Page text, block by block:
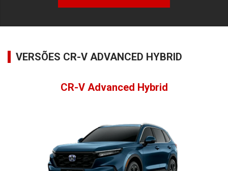
VERSÕES CR-V ADVANCED HYBRID
CR-V Advanced Hybrid